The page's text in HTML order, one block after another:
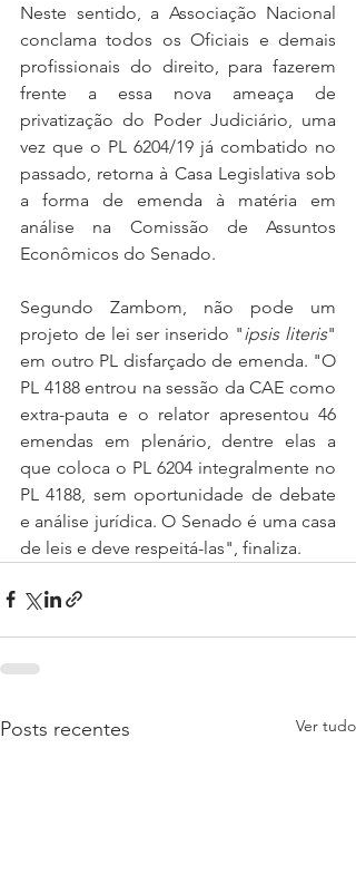
Neste sentido, a Associação Nacional
conclama todos os Oficiais e demais
profissionais do direito, para fazerem
frente a essa nova ameaça de
privatização do Poder Judiciário, uma
vez que o PL 6204/19 já combatido no
passado, retorna à Casa Legislativa sob
a forma de emenda à matéria em
análise na Comissão de Assuntos
Econômicos do Senado.
Segundo Zambom, não pode um
projeto de lei ser inserido "ipsis literis"
em outro PL disfarçado de emenda. "O
PL 4188 entrou na sessão da CAE como
extra-pauta e o relator apresentou 46
emendas em plenário, dentre elas a
que coloca o PL 6204 integralmente no
PL 4188, sem oportunidade de debate
e análise jurídica. O Senado é uma casa
de leis e deve respeitá-las", finaliza.
Posts recentes Ver tudo